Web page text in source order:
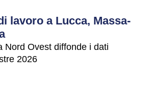
lavoro a Lucca, Massa-
Nord Ovest diffonde i dati
2026